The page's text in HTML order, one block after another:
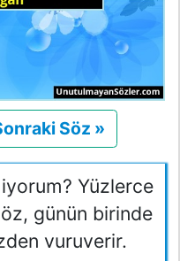
Söz »
Yüzlerce
günün birinde
vuruverir.